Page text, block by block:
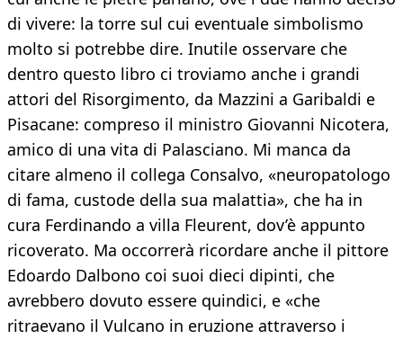
di vivere: la torre sul cui eventuale simbolismo
molto si potrebbe dire. Inutile osservare che
dentro questo libro ci troviamo anche i grandi
attori del Risorgimento, da Mazzini a Garibaldi e
Pisacane: compreso il ministro Giovanni Nicotera,
amico di una vita di Palasciano. Mi manca da
citare almeno il collega Consalvo, «neuropatologo
di fama, custode della sua malattia», che ha in
cura Ferdinando a villa Fleurent, dov’è appunto
ricoverato. Ma occorrerà ricordare anche il pittore
Edoardo Dalbono coi suoi dieci dipinti, che
avrebbero dovuto essere quindici, e «che
ritraevano il Vulcano in eruzione attraverso i